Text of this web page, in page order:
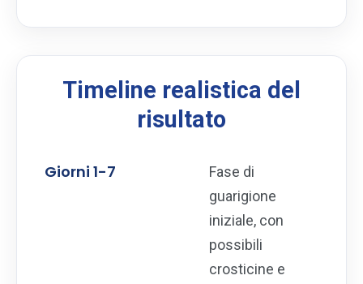
Timeline realistica del
risultato
Giorni 1-7
Fase di
guarigione
iniziale, con
possibili
crosticine e